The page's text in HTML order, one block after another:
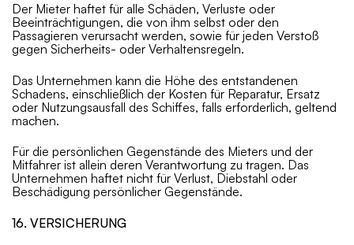
Der Mieter haftet für alle Schäden, Verluste oder
Beeinträchtigungen, die von ihm selbst oder den
Passagieren verursacht werden, sowie für jeden Verstoß
gegen Sicherheits- oder Verhaltensregeln.
Das Unternehmen kann die Höhe des entstandenen
Schadens, einschließlich der Kosten für Reparatur, Ersatz
oder Nutzungsausfall des Schiffes, falls erforderlich, geltend
machen.
Für die persönlichen Gegenstände des Mieters und der
Mitfahrer ist allein deren Verantwortung zu tragen. Das
Unternehmen haftet nicht für Verlust, Diebstahl oder
Beschädigung persönlicher Gegenstände.
16. VERSICHERUNG